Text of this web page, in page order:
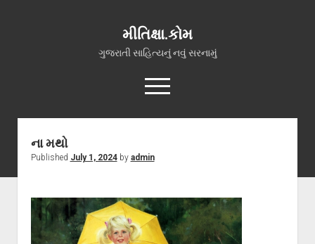
મીતિક્ષા.કોમ
ગુજરાતી સાહિત્યનું નવું સરનામું
open
menu
facebookyoutubehello@mitixa.com
સ્વાગત
ચાતક (સ્વરચિત)
ગુજરાતી ગઝલો
ના મથો
Published July 1, 2024by admin